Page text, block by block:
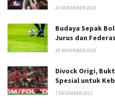
23 NOVEMBER 2020
Budaya Sepak
Jurus dan
28 NOVEMBER 2020
Divock Origi,
Spesial untuk
7 DESEMBER 2021